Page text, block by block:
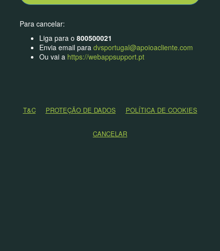
Para cancelar:
Liga para o 800500021
Envia email para dvsportugal@apoioacliente.com
Ou vai a https://webappsupport.pt
T&C PROTEÇÃO DE DADOS POLÍTICA DE COOKIES
CANCELAR